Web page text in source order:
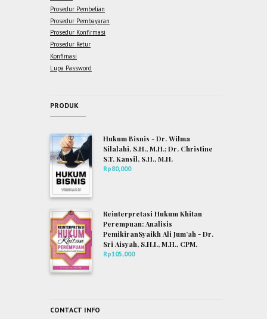
Prosedur Pembelian
Prosedur Pembayaran
Prosedur Konfirmasi
Prosedur Retur
Konfimasi
Lupa Password
PRODUK
Hukum Bisnis - Dr. Wilma
Silalahi, S.H., M.H.; Dr. Christine
S.T. Kansil, S.H., M.H.
Rp80,000
Reinterpretasi Hukum Khitan
Perempuan: Analisis
PemikiranSyaikh Ali Jum’ah - Dr.
Sri Aisyah, S.H.I., M.H., CPM.
Rp105,000
CONTACT INFO